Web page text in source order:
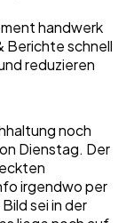
handwerk
Berichte schnell
reduzieren
noch
Dienstag. Der
irgendwo per
sei in der